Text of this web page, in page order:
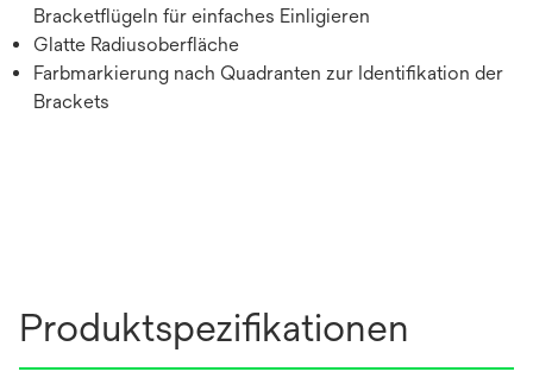
Bracketflügeln für einfaches Einligieren
Glatte Radiusoberfläche
Farbmarkierung nach Quadranten zur Identifikation der
Brackets
Produktspezifikationen